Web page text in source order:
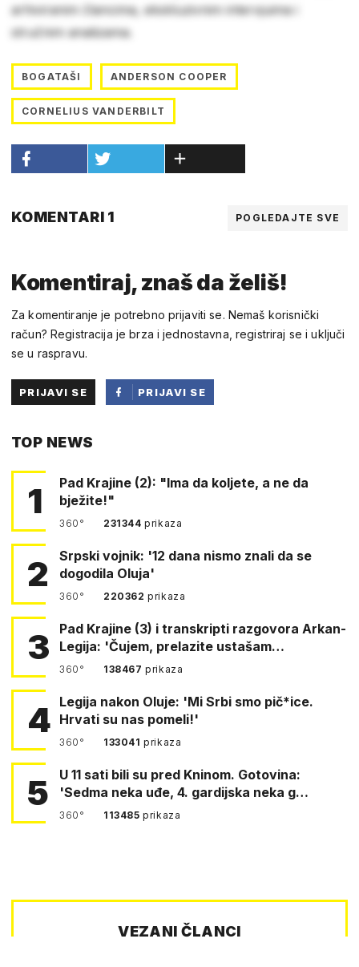
arhiviranim člancima, ekskluzivnim intervjuima i
stručnim analizama.
BOGATAŠI ANDERSON COOPER
CORNELIUS VANDERBILT
KOMENTARI 1 POGLEDAJTE SVE
Komentiraj, znaš da želiš!
Za komentiranje je potrebno prijaviti se. Nemaš korisnički
račun? Registracija je brza i jednostavna, registriraj se i uključi
se u raspravu.
PRIJAVI SE
PRIJAVI SE
TOP NEWS
1
Pad Krajine (2): "Ima da koljete, a ne da
bježite!"
360° 231344prikaza
2
Srpski vojnik: '12 dana nismo znali da se
dogodila Oluja'
360° 220362prikaza
3
Pad Krajine (3) i transkripti razgovora Arkan-
Legija: 'Čujem, prelazite ustašam…
360° 138467prikaza
4 Legija nakon Oluje: 'Mi Srbi smo pič*ice.
Hrvati su nas pomeli!'
360° 133041prikaza
5
U 11 sati bili su pred Kninom. Gotovina:
'Sedma neka uđe, 4. gardijska neka g…
360° 113485prikaza
VEZANI ČLANCI